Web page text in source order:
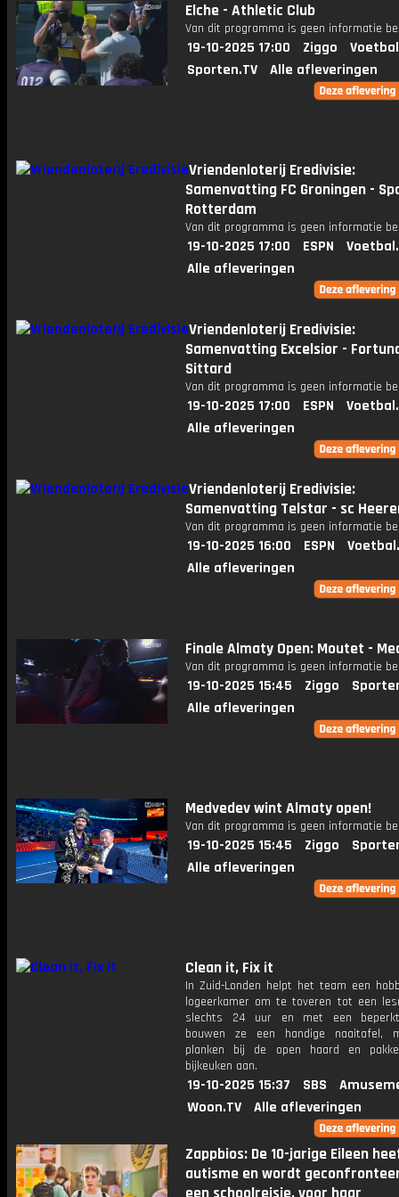
Elche - Athletic Club
Van dit programma is geen informatie
19-10-2025 17:00 Ziggo
Sporten.TV
Alle afleveringen
Vriendenloterij Eredivisie:
Samenvatting FC Groningen -
Rotterdam
Van dit programma is geen informatie
19-10-2025 17:00 ESPN
Alle afleveringen
Vriendenloterij Eredivisie:
Samenvatting Excelsior -
Sittard
Van dit programma is geen informatie
19-10-2025 17:00 ESPN
Alle afleveringen
Vriendenloterij Eredivisie:
Samenvatting Telstar - sc
Van dit programma is geen informatie
19-10-2025 16:00 ESPN
Alle afleveringen
Finale Almaty Open: Moutet -
Van dit programma is geen informatie
19-10-2025 15:45 Ziggo
Alle afleveringen
Medvedev wint Almaty open!
Van dit programma is geen informatie
19-10-2025 15:45 Ziggo
Alle afleveringen
Clean it, Fix it
In Zuid-Londen helpt het team een
logeerkamer om te toveren tot een
slechts 24 uur en met een
bouwen ze een handige naaitafel,
planken bij de open haard en
bijkeuken aan.
19-10-2025 15:37 SBS
Woon.TV
Alle afleveringen
Zappbios: De 10-jarige Eileen
autisme en wordt